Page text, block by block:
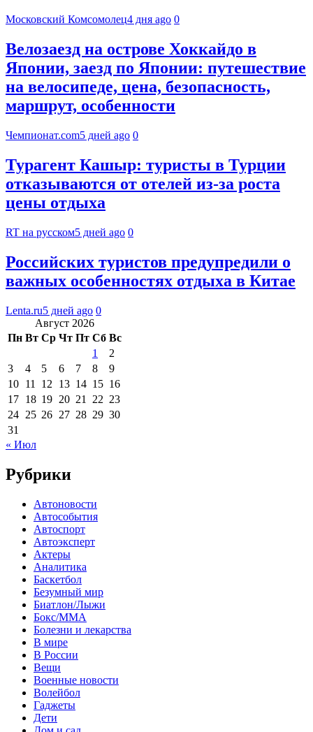
Московский Комсомолец4 дня ago 0
Велозаезд на острове Хоккайдо в
Японии, заезд по Японии: путешествие
на велосипеде, цена, безопасность,
маршрут, особенности
Чемпионат.com5 дней ago 0
Турагент Кашыр: туристы в Турции
отказываются от отелей из-за роста
цены отдыха
RT на русском5 дней ago 0
Российских туристов предупредили о
важных особенностях отдыха в Китае
Lenta.ru5 дней ago 0
Август 2026
Пн Вт Ср Чт Пт Сб Вс
1
2
3
4 5 6 7 8
9
10 11 12 13 14 15 16
17 18 19 20 21 22 23
24 25 26 27 28 29 30
31
« Июл
Рубрики
Автоновости
Автособытия
Автоспорт
Автоэксперт
Актеры
Аналитика
Баскетбол
Безумный мир
Биатлон/Лыжи
Бокс/MMA
Болезни и лекарства
В мире
В России
Вещи
Военные новости
Волейбол
Гаджеты
Дети